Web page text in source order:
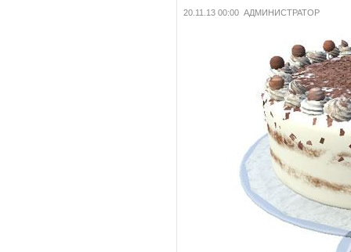
20.11.13 00:00 АДМИНИСТРАТОР